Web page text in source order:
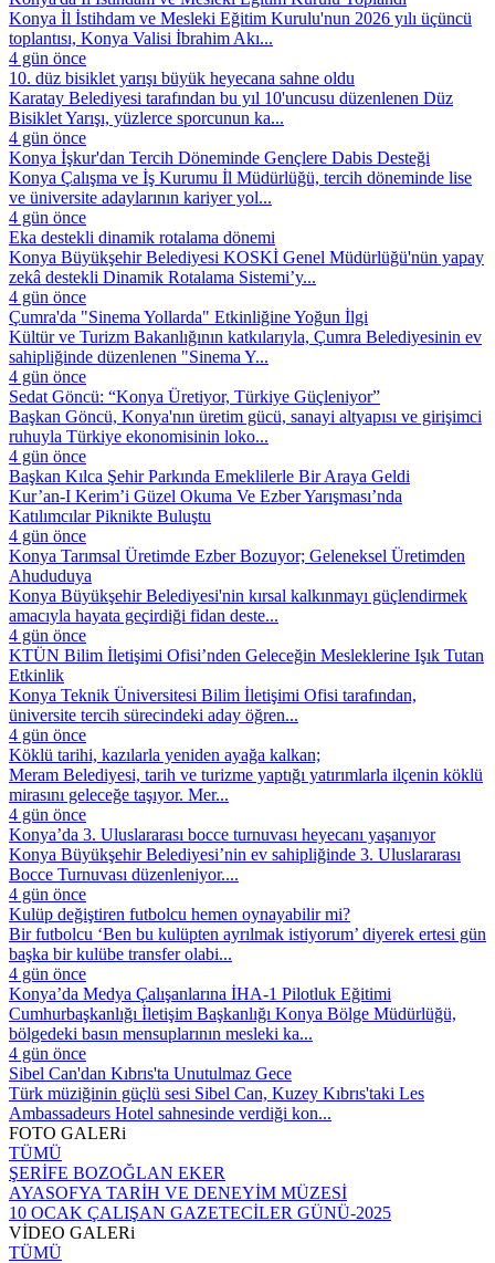
Konya İl İstihdam ve Mesleki Eğitim Kurulu'nun 2026 yılı üçüncü
toplantısı, Konya Valisi İbrahim Akı...
4 gün önce
10. düz bisiklet yarışı büyük heyecana sahne oldu
Karatay Belediyesi tarafından bu yıl 10'uncusu düzenlenen Düz
Bisiklet Yarışı, yüzlerce sporcunun ka...
4 gün önce
Konya İşkur'dan Tercih Döneminde Gençlere Dabis Desteği
Konya Çalışma ve İş Kurumu İl Müdürlüğü, tercih döneminde lise
ve üniversite adaylarının kariyer yol...
4 gün önce
Eka destekli dinamik rotalama dönemi
Konya Büyükşehir Belediyesi KOSKİ Genel Müdürlüğü'nün yapay
zekâ destekli Dinamik Rotalama Sistemi’y...
4 gün önce
Çumra'da "Sinema Yollarda" Etkinliğine Yoğun İlgi
Kültür ve Turizm Bakanlığının katkılarıyla, Çumra Belediyesinin ev
sahipliğinde düzenlenen "Sinema Y...
4 gün önce
Sedat Göncü: “Konya Üretiyor, Türkiye Güçleniyor”
Başkan Göncü, Konya'nın üretim gücü, sanayi altyapısı ve girişimci
ruhuyla Türkiye ekonomisinin loko...
4 gün önce
Başkan Kılca Şehir Parkında Emeklilerle Bir Araya Geldi
Kur’an-I Kerim’i Güzel Okuma Ve Ezber Yarışması’nda
Katılımcılar Piknikte Buluştu
4 gün önce
Konya Tarımsal Üretimde Ezber Bozuyor; Geleneksel Üretimden
Ahududuya
Konya Büyükşehir Belediyesi'nin kırsal kalkınmayı güçlendirmek
amacıyla hayata geçirdiği fidan deste...
4 gün önce
KTÜN Bilim İletişimi Ofisi’nden Geleceğin Mesleklerine Işık Tutan
Etkinlik
Konya Teknik Üniversitesi Bilim İletişimi Ofisi tarafından,
üniversite tercih sürecindeki aday öğren...
4 gün önce
Köklü tarihi, kazılarla yeniden ayağa kalkan;
Meram Belediyesi, tarih ve turizme yaptığı yatırımlarla ilçenin köklü
mirasını geleceğe taşıyor. Mer...
4 gün önce
Konya’da 3. Uluslararası bocce turnuvası heyecanı yaşanıyor
Konya Büyükşehir Belediyesi’nin ev sahipliğinde 3. Uluslararası
Bocce Turnuvası düzenleniyor....
4 gün önce
Kulüp değiştiren futbolcu hemen oynayabilir mi?
Bir futbolcu ‘Ben bu kulüpten ayrılmak istiyorum’ diyerek ertesi gün
başka bir kulübe transfer olabi...
4 gün önce
Konya’da Medya Çalışanlarına İHA-1 Pilotluk Eğitimi
Cumhurbaşkanlığı İletişim Başkanlığı Konya Bölge Müdürlüğü,
bölgedeki basın mensuplarının mesleki ka...
4 gün önce
Sibel Can'dan Kıbrıs'ta Unutulmaz Gece
Türk müziğinin güçlü sesi Sibel Can, Kuzey Kıbrıs'taki Les
Ambassadeurs Hotel sahnesinde verdiği kon...
FOTO GALERi
TÜMÜ
ŞERİFE BOZOĞLAN EKER
AYASOFYA TARİH VE DENEYİM MÜZESİ
10 OCAK ÇALIŞAN GAZETECİLER GÜNÜ-2025
VİDEO GALERi
TÜMÜ